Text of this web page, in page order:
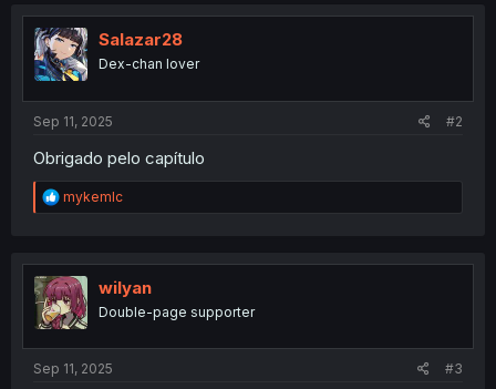
t
i
o
n
s
:
Salazar28
Dex-chan lover
Sep 11, 2025 #2
Obrigado pelo capítulo
R
e
t
i
o
n
mykemlc
wilyan
Double-page supporter
Sep 11, 2025 #3